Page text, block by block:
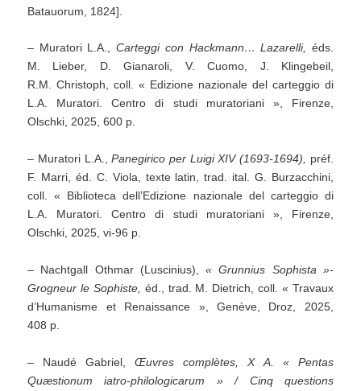
Batauorum, 1824].
– Muratori L.A.,Carteggi con Hackmann…Lazarelli, éds.
M. Lieber, D. Gianaroli, V. Cuomo, J. Klingebeil,
R.M. Christoph, coll. « Edizione nazionale del carteggio di
L.A. Muratori. Centro di studi muratoriani », Firenze,
Olschki, 2025, 600 p.
– Muratori L.A.,Panegirico per Luigi XIV (1693-1694),
préf.
F. Marri, éd. C. Viola, texte latin, trad. ital. G. Burzacchini,
coll. « Biblioteca dell’Edizione nazionale del carteggio di
L.A. Muratori. Centro di studi muratoriani », Firenze,
Olschki, 2025, vi-96 p.
– Nachtgall Othmar (Luscinius),«Grunnius Sophista »-
Grogneur le Sophiste, éd., trad. M. Dietrich, coll. « Travaux
d’Humanisme et Renaissance », Genève, Droz, 2025,
408 p.
– Naudé Gabriel,Œuvres complètes, X A. « Pentas
Quæstionum iatro-philologicarum » / Cinq questions